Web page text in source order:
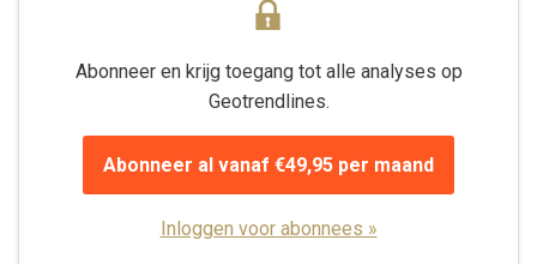
Abonneer en krijg toegang tot alle analyses op
Geotrendlines.
Abonneer al vanaf €49,95 per maand
Inloggen voor abonnees »